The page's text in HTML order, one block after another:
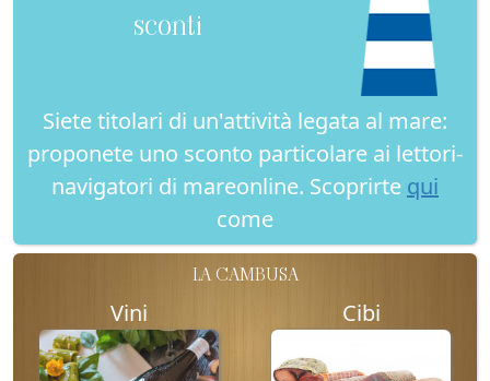
sconti
Siete titolari di un'attività legata al mare:
proponete uno sconto particolare ai lettori-
navigatori di mareonline. Scoprirte qui
come
LA CAMBUSA
Vini Cibi